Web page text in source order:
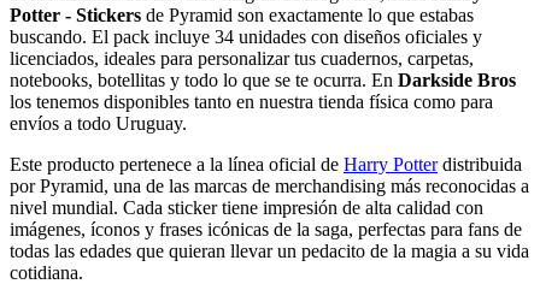
Potter - Stickers de Pyramid son exactamente lo que estabas
buscando. El pack incluye 34 unidades con diseños oficiales y
licenciados, ideales para personalizar tus cuadernos, carpetas,
notebooks, botellitas y todo lo que se te ocurra. En Darkside Bros
los tenemos disponibles tanto en nuestra tienda física como para
envíos a todo Uruguay.
Este producto pertenece a la línea oficial de Harry Potterdistribuida
por Pyramid, una de las marcas de merchandising más reconocidas a
nivel mundial. Cada sticker tiene impresión de alta calidad con
imágenes, íconos y frases icónicas de la saga, perfectas para fans de
todas las edades que quieran llevar un pedacito de la magia a su vida
cotidiana.